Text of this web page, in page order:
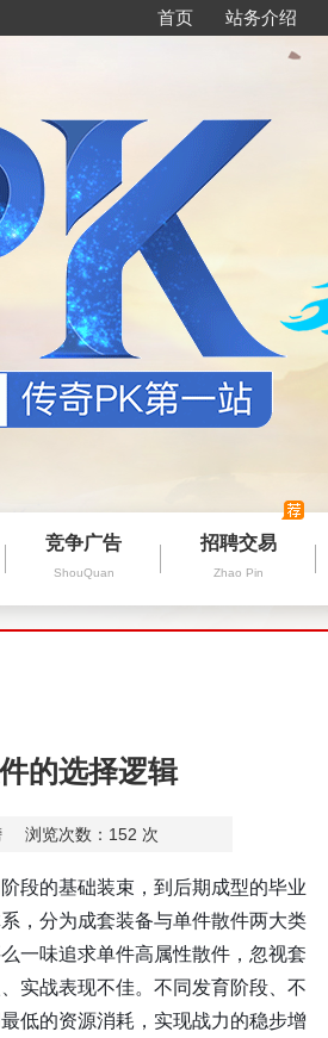
首页 站务介绍
竞争广告
ShouQuan
招聘交易
Zhao Pin
的选择逻辑
浏览次数： 152 次
的基础装束，到后期成型的毕业
，分为成套装备与单件散件两大类
一味追求单件高属性散件，忽视套
实战表现不佳。不同发育阶段、不
低的资源消耗，实现战力的稳步增